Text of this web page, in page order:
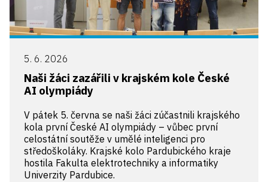
5. 6. 2026
Naši žáci zazářili v krajském kole České
AI olympiády
V pátek 5. června se naši žáci zúčastnili krajského
kola první České AI olympiády – vůbec první
celostátní soutěže v umělé inteligenci pro
středoškoláky. Krajské kolo Pardubického kraje
hostila Fakulta elektrotechniky a informatiky
Univerzity Pardubice.